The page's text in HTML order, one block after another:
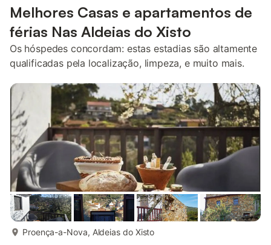
Melhores Casas e apartamentos de
férias Nas Aldeias do Xisto
Os hóspedes concordam: estas estadias são altamente
qualificadas pela localização, limpeza, e muito mais.
Proença-a-Nova, Aldeias do Xisto